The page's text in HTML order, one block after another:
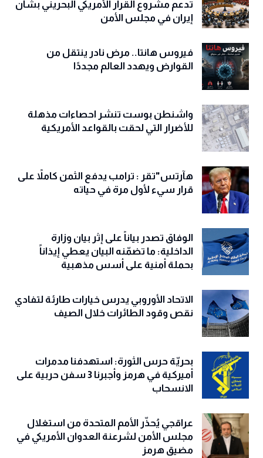
تدعم مشروع القرار الأمريكي البحريني بشأن
إيران في مجلس الأمن
فيروس هانتا.. مرض نادر ينتقل من
القوارض ويهدد العالم مجددًا
واشنطن بوست تنشر احصاءات مذهلة
للأضرار التي لحقت بالقواعد الأمريكية
هآرتس"تقر : ترامب يدفع الثمن كاملاً على
قرار سيء لأول مرة في حياته
الوفاق تصدر بياناً على إثر بيان وزارة
الداخلية: ما تضمّنه البيان يعطي إيذاناً
بحملة أمنية على أسس مذهبية
الاتحاد الأوروبي يدرس خيارات طارئة لتفادي
نقص وقود الطائرات خلال الصيف
بحريّة حرس الثورة: استهدفنا مدمرات
أميركية في هرمز وأجبرنا 3 سفن حربية على
الانسحاب
عراقجي يُحذّر الأمم المتحدة من استغلال
مجلس الأمن لشرعنة العدوان الأمريكي في
مضيق هرمز